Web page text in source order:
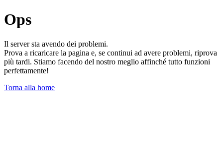
Ops
Il server sta avendo dei problemi.
Prova a ricaricare la pagina e, se continui ad avere problemi, riprova
più tardi. Stiamo facendo del nostro meglio affinché tutto funzioni
perfettamente!
Torna alla home